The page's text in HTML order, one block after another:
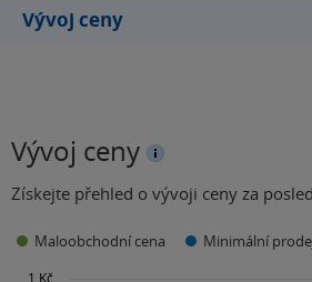
Vývoj ceny
Vývoj ceny
Získejte přehled o vývoji ceny za
Maloobchodní cena Minimální